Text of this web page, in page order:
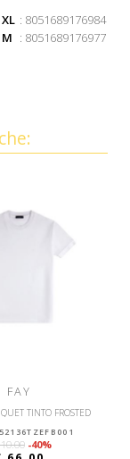
XL : 8051689176984
M : 8051689176977
FAY
TINTO FROSTED
-40%